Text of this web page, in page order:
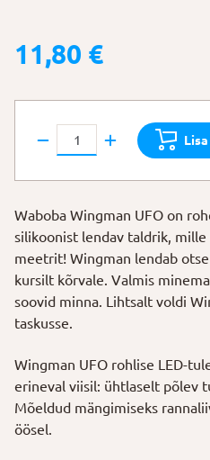
11,80 €
Lendav
taldrik
"Wingman
kogus
Waboba Wingman UFO on
silikoonist lendav taldrik,
meetrit! Wingman lendab
kursilt kõrvale. Valmis
soovid minna. Lihtsalt voldi
taskusse.
Wingman UFO rohlise LED-
erineval viisil: ühtlaselt põlev
Mõeldud mängimiseks
öösel.